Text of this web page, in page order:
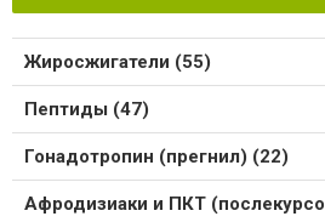
Жиросжигатели (55)
Пептиды (47)
Гонадотропин (прегнил) (22)
Афродизиаки и ПКТ